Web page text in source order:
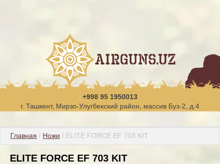
+998 95 1950013
г. Ташкент, Мирзо-Улугбекский район, массив Буз-2, д.4
Главная / Ножи / ELITE FORCE EF 703 KIT
ELITE FORCE EF 703 KIT